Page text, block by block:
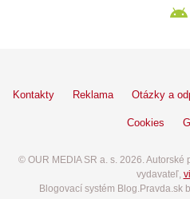
Kontakty Reklama Otázky a
Cookies
© OUR MEDIA SR a. s. 2026.
vydavateľ,
Blogovací systém Blog.Pravda.sk